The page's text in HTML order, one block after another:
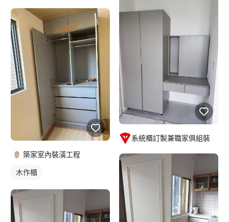
築家室內裝潢工程
木作櫃
系統櫃訂製兼職家俱組裝